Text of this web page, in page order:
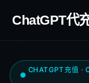
ChatGPT代
CHATGPT充值 ·